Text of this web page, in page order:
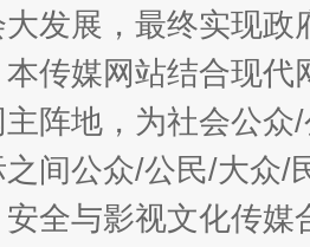
发展，最终实现
传媒网站结合现
阵地，为社会公
间公众/公民/大众/
全与影视文化传